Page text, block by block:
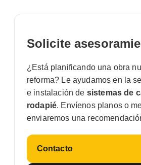
Solicite
¿Está planificando una obra
reforma? Le ayudamos en la
e instalación de sistemas de
rodapié. Envíenos planos o
enviaremos una
Contacto